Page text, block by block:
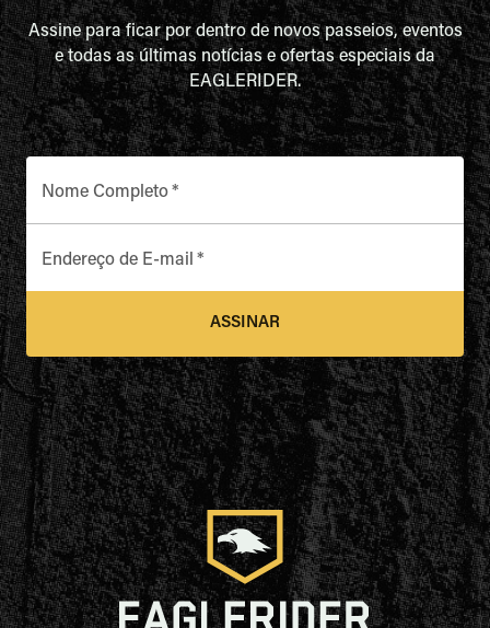
Assine para ficar por dentro de novos passeios, eventos
e todas as últimas notícias e ofertas especiais da
EAGLERIDER.
Nome Completo*
Endereço de E-mail *
ASSINAR